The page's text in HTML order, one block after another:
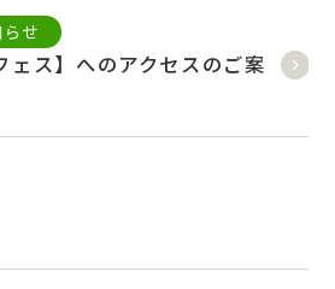
せ
ェス】へのアクセスのご案